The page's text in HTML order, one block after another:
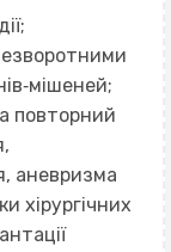
повторний
аневризма
хірургічних